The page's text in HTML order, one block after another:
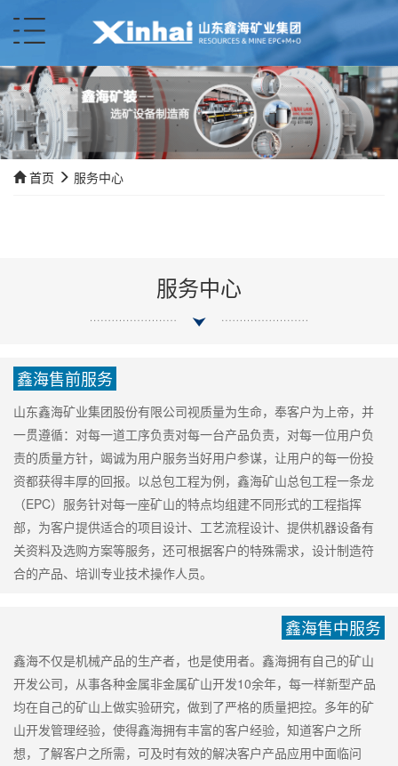
首页 服务中心
服务中心
鑫海售前服务
山东鑫海矿业集团股份有限公司视质量为生命，奉客户为上帝，并
一贯遵循：对每一道工序负责对每一台产品负责，对每一位用户负
责的质量方针，竭诚为用户服务当好用户参谋，让用户的每一份投
资都获得丰厚的回报。以总包工程为例，鑫海矿山总包工程一条龙
（EPC）服务针对每一座矿山的特点均组建不同形式的工程指挥
部，为客户提供适合的项目设计、工艺流程设计、提供机器设备有
关资料及选购方案等服务，还可根据客户的特殊需求，设计制造符
合的产品、培训专业技术操作人员。
鑫海售中服务
鑫海不仅是机械产品的生产者，也是使用者。鑫海拥有自己的矿山
开发公司，从事各种金属非金属矿山开发10余年，每一样新型产品
均在自己的矿山上做实验研究，做到了严格的质量把控。多年的矿
山开发管理经验，使得鑫海拥有丰富的客户经验，知道客户之所
想，了解客户之所需，可及时有效的解决客户产品应用中面临问